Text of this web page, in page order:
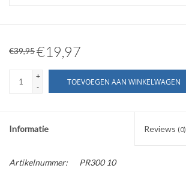
€39,95€19,97
+
-
TOEVOEGEN AAN WINKELWAGEN
Informatie Reviews (0)
Artikelnummer:
PR300 10